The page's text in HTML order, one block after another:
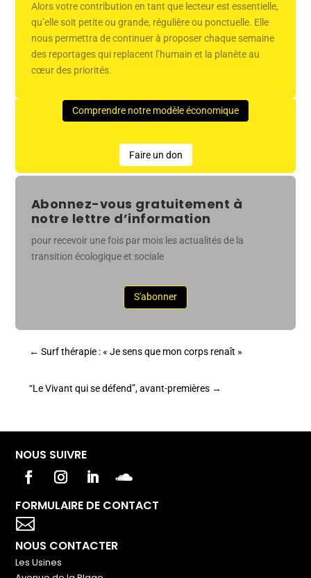
Alors votre contribution en tant que lecteur est essentielle,
qu’elle soit petite ou grande, régulière ou ponctuelle. Elle
nous permettra de continuer à proposer chaque semaine
des reportages qui replacent l’humain et la planète au
cœur des priorités.
Comprendre notre modèle économique
Faire un don
Abonnez-vous gratuitement à
notre lettre d’information
pour recevoir une fois par mois les actualités de la
transition écologique et sociale
S'abonner
←Surf thérapie : « Je sens que mon corps renaît »
“Le Vivant qui se défend”, avant-premières →
NOUS SUIVRE
FORMULAIRE DE CONTACT

NOUS CONTACTER
Les Usines